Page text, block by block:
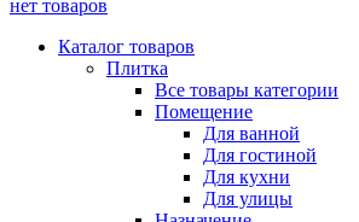
нет товаров
Каталог товаров
Плитка
Все товары категории
Помещение
Для ванной
Для гостиной
Для кухни
Для улицы